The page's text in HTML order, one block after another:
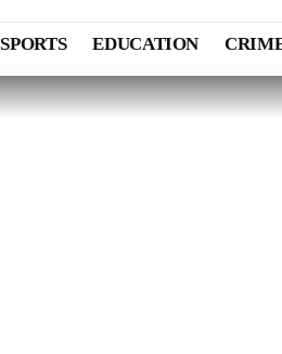
SPORTS EDUCATION